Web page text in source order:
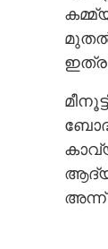
മുതൽ
അന്ന്